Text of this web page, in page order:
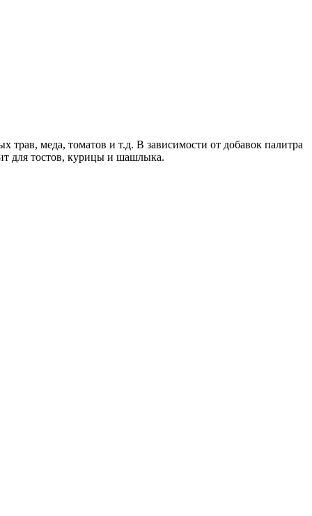
меда, томатов и т.д. В зависимости от добавок палитра
для тостов, курицы и шашлыка.